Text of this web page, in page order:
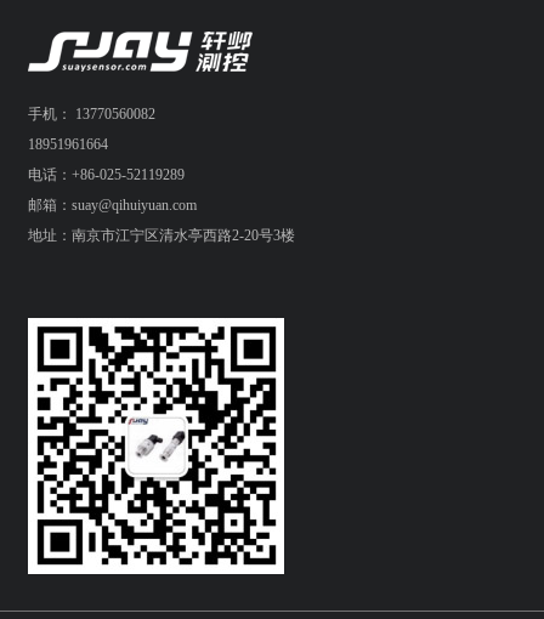
手机： 13770560082
18951961664
电话：+86-025-52119289
邮箱：suay@qihuiyuan.com
地址：南京市江宁区清水亭西路2-20号3楼